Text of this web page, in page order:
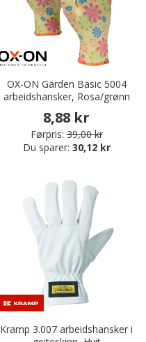
OX-ON Garden Basic 5004
arbeidshansker, Rosa/grønn
8,88 kr
Førpris: 39,00 kr
Du sparer: 30,12 kr
Kramp 3.007 arbeidshansker i